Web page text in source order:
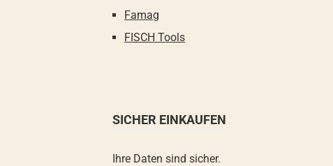
Famag
FISCH Tools
SICHER EINKAUFEN
Ihre Daten sind sicher.